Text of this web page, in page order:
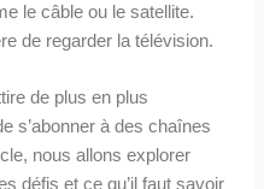
le câble ou le satellite.
de regarder la télévision.
de plus en plus
s’abonner à des chaînes
nous allons explorer
défis et ce qu’il faut savoir